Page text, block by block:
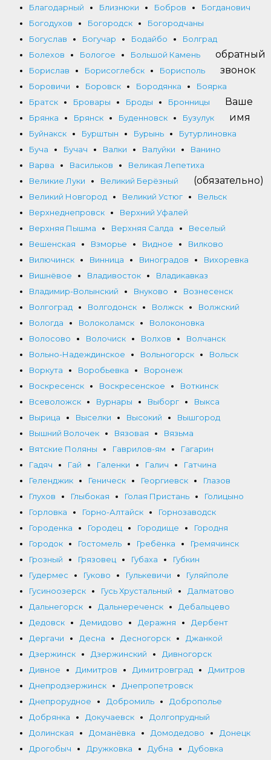
Благодарный
Близнюки Бобров
Богданович
Богодухов
Богородск
Богородчаны
Богуслав
Богучар Бодайбо
Болград
Болехов
Бологое
Большой Камень
Борислав
Борисоглебск
Борисполь
Боровичи
Боровск Бородянка
Боярка
Братск
Бровары Броды
Бронницы
Брянка
Брянск Буденновск
Бузулук
Буйнакск
Бурштын Бурынь
Бутурлиновка
Буча
Бучач Валки Валуйки
Ванино
Варва
Васильков
Великая Лепетиха
Великие Луки
Великий Берёзный
Великий Новгород
Великий Устюг
Вельск
Верхнеднепровск
Верхний Уфалей
Верхняя Пышма
Верхняя Салда
Веселый
Вешенская
Взморье Видное
Вилково
Вилючинск
Винница Виноградов
Вихоревка
Вишнёвое
Владивосток
Владикавказ
Владимир-Волынский
Внуково
Вознесенск
Волгоград
Волгодонск Волжск
Волжский
Вологда
Волоколамск
Волоконовка
Волосово
Волочиск Волхов
Волчанск
Вольно-Надеждинское
Вольногорск
Вольск
Воркута
Воробьевка
Воронеж
Воскресенск
Воскресенское
Воткинск
Всеволожск
Вурнары Выборг
Выкса
Вырица
Выселки Высокий
Вышгород
Вышний Волочек
Вязовая
Вязьма
Вятские Поляны
Гаврилов-ям
Гагарин
Гадяч
Гай Галенки Галич
Гатчина
Геленджик
Геническ Георгиевск
Глазов
Глухов
Глыбокая Голая Пристань
Голицыно
Горловка
Горно-Алтайск
Горнозаводск
Городенка
Городец Городище
Городня
Городок
Гостомель Гребёнка
Гремячинск
Грозный
Грязовец Губаха
Губкин
Гудермес
Гуково Гулькевичи
Гуляйполе
Гусиноозерск
Гусь Хрустальный
Далматово
Дальнегорск
Дальнереченск
Дебальцево
Дедовск
Демидово Деражня
Дербент
Дергачи
Десна Десногорск
Джанкой
Дзержинск
Дзержинский
Дивногорск
Дивное
Димитров Димитровград
Дмитров
Днепродзержинск
Днепропетровск
Днепрорудное
Добромиль
Доброполье
Добрянка
Докучаевск
Долгопрудный
Долинская
Доманёвка Домодедово
Донецк
Дрогобыч
Дружковка Дубна
Дубовка
обратный
звонок
Ваше
имя
(обязательно)